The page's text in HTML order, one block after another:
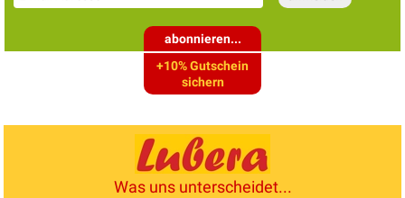
abonnieren...
+10% Gutschein
sichern
Was uns unterscheidet...